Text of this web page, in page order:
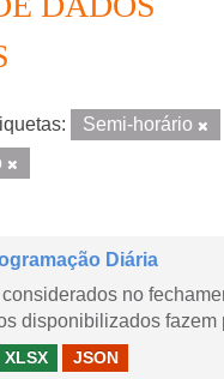
Semi-horário
Diária
no
disponibilizados fazem
XLSX JSON